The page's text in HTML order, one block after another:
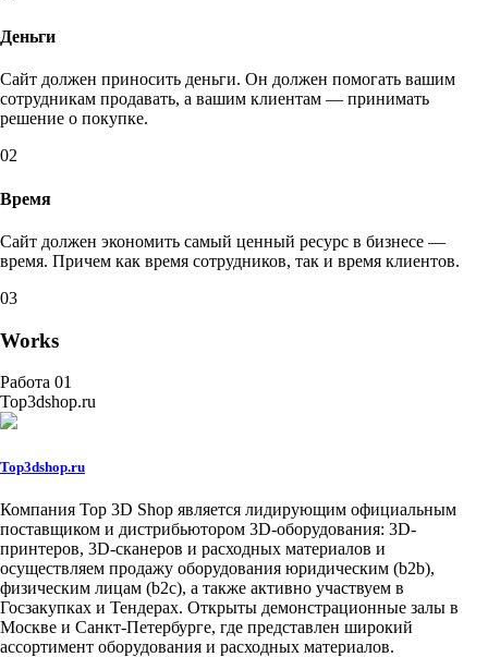
Деньги
Сайт должен приносить деньги. Он должен помогать вашим
сотрудникам продавать, а вашим клиентам — принимать
решение о покупке.
02
Время
Сайт должен экономить самый ценный ресурс в бизнесе —
время. Причем как время сотрудников, так и время клиентов.
03
Works
Работа 01
Top3dshop.ru
Top3dshop.ru
Компания Top 3D Shop является лидирующим официальным
поставщиком и дистрибьютором 3D-оборудования: 3D-
принтеров, 3D-сканеров и расходных материалов и
осуществляем продажу оборудования юридическим (b2b),
физическим лицам (b2c), а также активно участвуем в
Госзакупках и Тендерах. Открыты демонстрационные залы в
Москве и Санкт-Петербурге, где представлен широкий
ассортимент оборудования и расходных материалов.